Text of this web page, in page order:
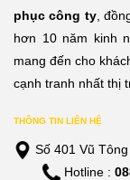
phục công ty,
hơn 10 năm kinh
mang đến cho
cạnh tranh nhất thị
THÔNG TIN LIÊN HỆ
Số 401 Vũ
Hotline :